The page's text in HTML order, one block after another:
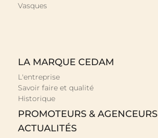
Vasques
LA MARQUE CEDAM
L'entreprise
Savoir faire et qualité
Historique
PROMOTEURS & AGENCEURS
ACTUALITÉS